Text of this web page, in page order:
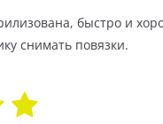
быстро и
снимать повязки.